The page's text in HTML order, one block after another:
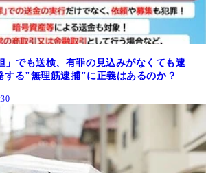
」でも送検、有罪の見込みがなくても逮
る"無理筋逮捕"に正義はあるのか？